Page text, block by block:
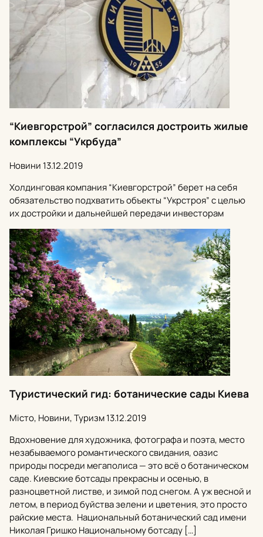
“Киевгорстрой” согласился достроить жилые
комплексы “Укрбуда”
Новини 13.12.2019
Холдинговая компания “Киевгорстрой” берет на себя
обязательство подхватить объекты “Укрстроя” с целью
их достройки и дальнейшей передачи инвесторам
Туристический гид: ботанические сады Киева
Місто, Новини, Туризм13.12.2019
Вдохновение для художника, фотографа и поэта, место
незабываемого романтического свидания, оазис
природы посреди мегаполиса — это всё о ботаническом
саде. Киевские ботсады прекрасны и осенью, в
разноцветной листве, и зимой под снегом. А уж весной и
летом, в период буйства зелени и цветения, это просто
райские места. Национальный ботанический сад имени
Николая Гришко Национальному ботсаду […]